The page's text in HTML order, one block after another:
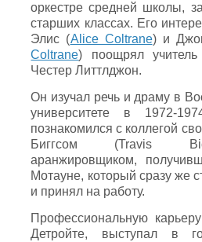
оркестре средней школы,
старших классах. Его
Элис (Alice Coltrane) и
Coltrane) поощрял учитель
Честер Литтлджон.
Он изучал речь и драму в
университете в 1972-
познакомился с коллегой
Биггсом (Travis
аранжировщиком,
Мотауне, который сразу же
и принял на работу.
Профессиональную
Детройте, выступал в